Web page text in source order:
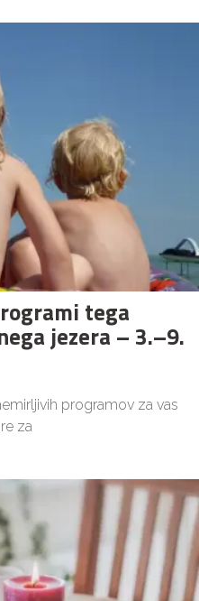
tega
jezera – 3.–9.
programov za vas
za